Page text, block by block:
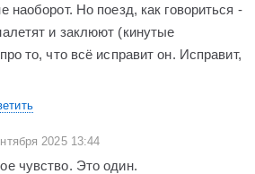
наоборот. Но поезд, как говориться -
и заклюют (кинутые
то, что всё исправит он. Исправит,
2025 13:44
чувство. Это один.